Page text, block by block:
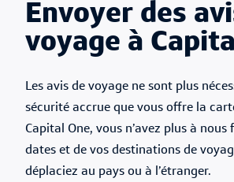
Envoyer des
voyage à
Les avis de voyage ne sont plus
sécurité accrue que vous offre la
Capital One, vous n’avez plus à
dates et de vos destinations de
déplaciez au pays ou à l’étranger.